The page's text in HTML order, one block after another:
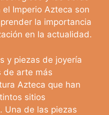
Imperio Azteca son
la importancia
en la actualidad.
y piezas de joyería
de arte más
Azteca que han
sitios
Una de las piezas